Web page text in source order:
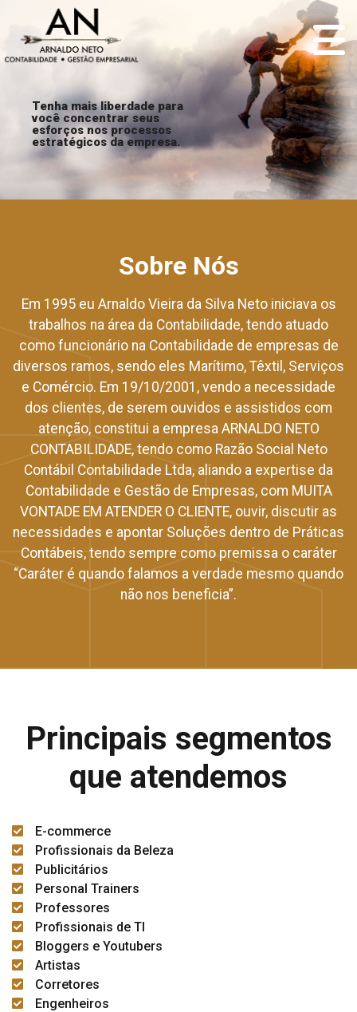
Tenha mais liberdade para
você concentrar seus
esforços nos processos
estratégicos da empresa.
Sobre Nós
Em 1995 eu Arnaldo Vieira da Silva Neto iniciava os
trabalhos na área da Contabilidade, tendo atuado
como funcionário na Contabilidade de empresas de
diversos ramos, sendo eles Marítimo, Têxtil, Serviços
e Comércio. Em 19/10/2001, vendo a necessidade
dos clientes, de serem ouvidos e assistidos com
atenção, constitui a empresa ARNALDO NETO
CONTABILIDADE, tendo como Razão Social Neto
Contábil Contabilidade Ltda, aliando a expertise da
Contabilidade e Gestão de Empresas, com MUITA
VONTADE EM ATENDER O CLIENTE, ouvir, discutir as
necessidades e apontar Soluções dentro de Práticas
Contábeis, tendo sempre como premissa o caráter
“Caráter é quando falamos a verdade mesmo quando
não nos beneficia”.
Principais segmentos
que atendemos
E-commerce
Profissionais da Beleza
Publicitários
Personal Trainers
Professores
Profissionais de TI
Bloggers e Youtubers
Artistas
Corretores
Engenheiros